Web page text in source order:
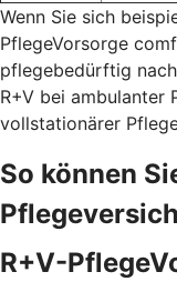
Wenn Sie sich
PflegeVorsorge
pflegebedürftig
R+V bei ambulanter
vollstationärer
So können
R+V-